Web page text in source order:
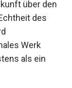
über den
des
Werk
als ein